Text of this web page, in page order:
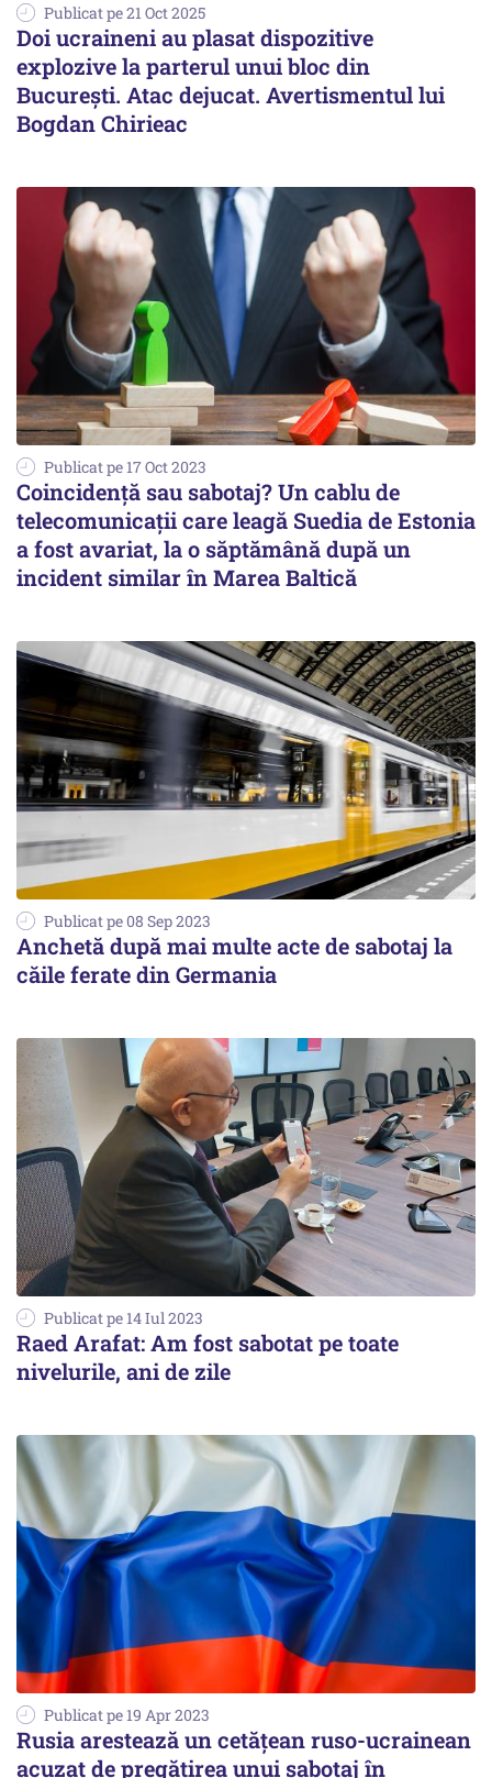
Publicat pe 21 Oct 2025
Doi ucraineni au plasat dispozitive
explozive la parterul unui bloc din
București. Atac dejucat. Avertismentul lui
Bogdan Chirieac
Publicat pe 17 Oct 2023
Coincidență sau sabotaj? Un cablu de
telecomunicații care leagă Suedia de Estonia
a fost avariat, la o săptămână după un
incident similar în Marea Baltică
Publicat pe 08 Sep 2023
Anchetă după mai multe acte de sabotaj la
căile ferate din Germania
Publicat pe 14 Iul 2023
Raed Arafat: Am fost sabotat pe toate
nivelurile, ani de zile
Publicat pe 19 Apr 2023
Rusia arestează un cetăţean ruso-ucrainean
acuzat de pregătirea unui sabotaj în